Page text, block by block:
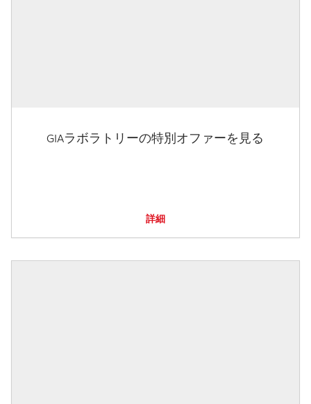
GIAラボラトリーの特別オファーを見る
詳細